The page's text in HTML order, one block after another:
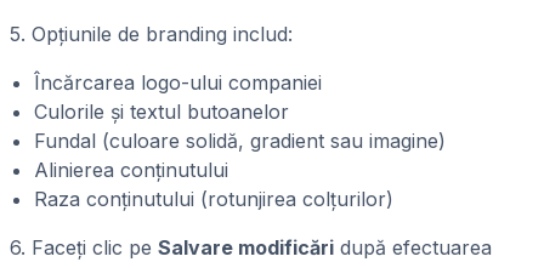
5. Opțiunile de branding includ:
Încărcarea logo-ului companiei
Culorile și textul butoanelor
Fundal (culoare solidă, gradient sau imagine)
Alinierea conținutului
Raza conținutului (rotunjirea colțurilor)
6. Faceți clic pe Salvare modificări după efectuarea